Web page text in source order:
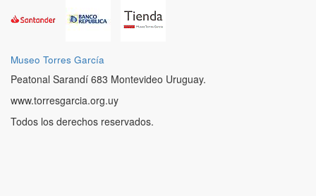
Museo Torres García
Peatonal Sarandí 683 Montevideo Uruguay.
www.torresgarcia.org.uy
Todos los derechos reservados.